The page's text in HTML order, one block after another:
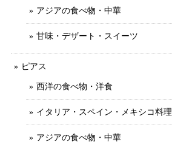
アジアの食べ物・中華
甘味・デザート・スイーツ
ピアス
西洋の食べ物・洋食
イタリア・スペイン・メキシコ料理
アジアの食べ物・中華